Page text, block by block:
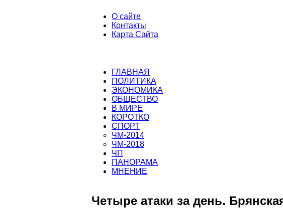
О сайте
Контакты
Карта Сайта
ГЛАВНАЯ
ПОЛИТИКА
ЭКОНОМИКА
ОБЩЕСТВО
В МИРЕ
КОРОТКО
СПОРТ
ЧМ-2014
ЧМ-2018
ЧП
ПАНОРАМА
МНЕНИЕ
Четыре атаки за день.